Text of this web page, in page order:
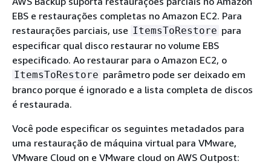
EBS e restaurações completas no Amazon EC2. Para
restaurações parciais, use ItemsToRestore para
especificar qual disco restaurar no volume EBS
especificado. Ao restaurar para o Amazon EC2, o
ItemsToRestore parâmetro pode ser deixado em
branco porque é ignorado e a lista completa de discos
é restaurada.
Você pode especificar os seguintes metadados para
uma restauração de máquina virtual para VMware,
VMware Cloud on e VMware cloud on AWS Outpost: